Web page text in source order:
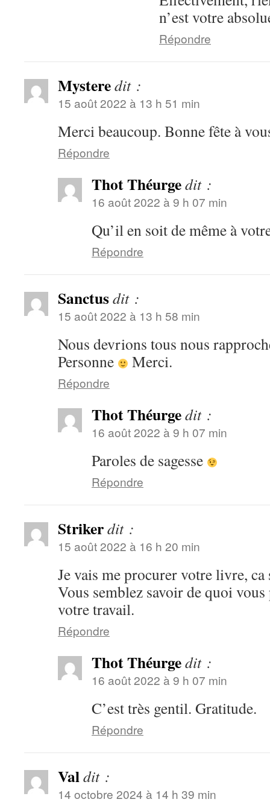
n’est votre
Répondre
Mysteredit :
15 août 2022 à 13 h 51 min
Merci beaucoup. Bonne fête à
Répondre
Thot Théurgedit :
16 août 2022 à 9 h 07 min
Qu’il en soit de même à
Répondre
Sanctusdit :
15 août 2022 à 13 h 58 min
Nous devrions tous nous
Personne
Merci.
Répondre
Thot Théurgedit :
16 août 2022 à 9 h 07 min
Paroles de sagesse
Répondre
Strikerdit :
15 août 2022 à 16 h 20 min
Je vais me procurer votre livre, ca
Vous semblez savoir de quoi
votre travail.
Répondre
Thot Théurgedit :
16 août 2022 à 9 h 07 min
C’est très gentil. Gratitude.
Répondre
Valdit :
14 octobre 2024 à 14 h 39 min